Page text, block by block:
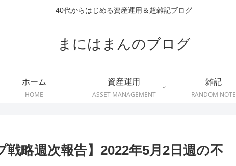
40代からはじめる資産運用＆超雑記ブログ
まにはまんのブログ
ホーム
HOME
資産運用
ASSET MANAGEMENT
雑記
RANDOM NOTE
戦略週次報告】2022年5月2日週の不